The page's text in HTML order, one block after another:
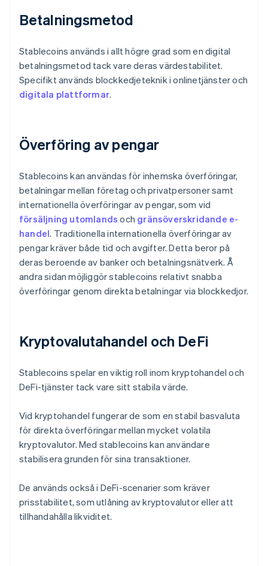
Betalningsmetod
Stablecoins används i allt högre grad som en digital
betalningsmetod tack vare deras värdestabilitet.
Specifikt används blockkedjeteknik i onlinetjänster och
digitala plattformar.
Överföring av pengar
Stablecoins kan användas för inhemska överföringar,
betalningar mellan företag och privatpersoner samt
internationella överföringar av pengar, som vid
försäljning utomlands och gränsöverskridande e-
handel. Traditionella internationella överföringar av
pengar kräver både tid och avgifter. Detta beror på
deras beroende av banker och betalningsnätverk. Å
andra sidan möjliggör stablecoins relativt snabba
överföringar genom direkta betalningar via blockkedjor.
Kryptovalutahandel och DeFi
Stablecoins spelar en viktig roll inom kryptohandel och
DeFi-tjänster tack vare sitt stabila värde.
Vid kryptohandel fungerar de som en stabil basvaluta
för direkta överföringar mellan mycket volatila
kryptovalutor. Med stablecoins kan användare
stabilisera grunden för sina transaktioner.
De används också i DeFi-scenarier som kräver
prisstabilitet, som utlåning av kryptovalutor eller att
tillhandahålla likviditet.